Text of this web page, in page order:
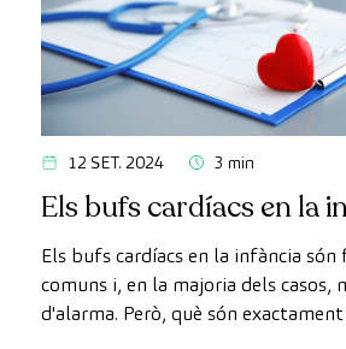
12 SET. 2024 3 min
Els bufs cardíacs en la
Els bufs cardíacs en la infància són
comuns i, en la majoria dels casos,
d'alarma. Però, què són